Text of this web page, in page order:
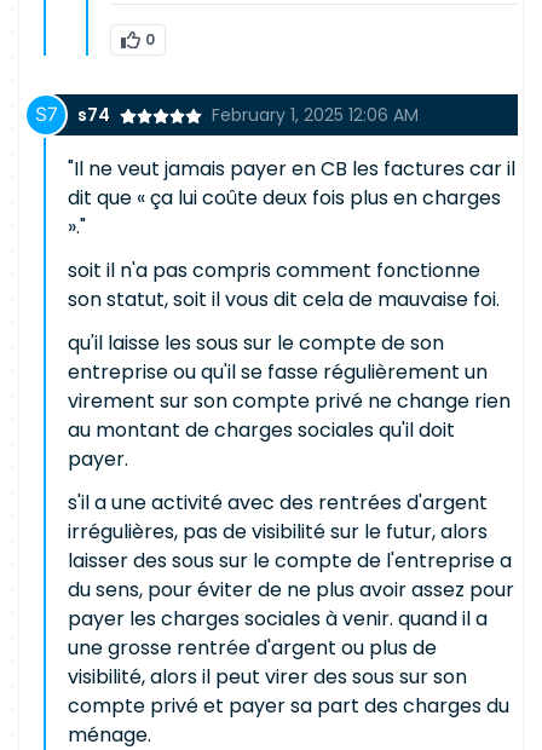
0
s74 February 1, 2025 12:06 AM
"Il ne veut jamais payer en CB les factures car il
dit que « ça lui coûte deux fois plus en charges
»."
soit il n'a pas compris comment fonctionne
son statut, soit il vous dit cela de mauvaise foi.
qu'il laisse les sous sur le compte de son
entreprise ou qu'il se fasse régulièrement un
virement sur son compte privé ne change rien
au montant de charges sociales qu'il doit
payer.
s'il a une activité avec des rentrées d'argent
irrégulières, pas de visibilité sur le futur, alors
laisser des sous sur le compte de l'entreprise a
du sens, pour éviter de ne plus avoir assez pour
payer les charges sociales à venir. quand il a
une grosse rentrée d'argent ou plus de
visibilité, alors il peut virer des sous sur son
compte privé et payer sa part des charges du
ménage.